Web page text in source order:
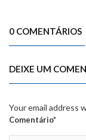
0 COMENTÁRIOS
DEIXE UM
Your email address
Comentário*